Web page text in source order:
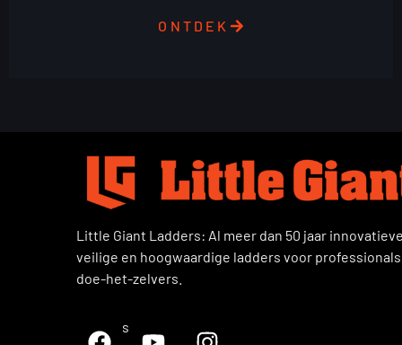
ONTDEK
Little Giant Ladders: Al meer dan 50 jaar
veilige en hoogwaardige ladders voor
doe-het-zelvers.
Volg ons